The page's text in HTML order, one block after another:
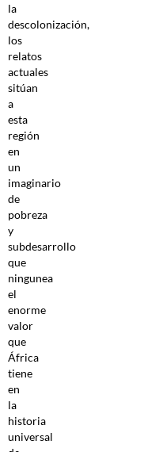
la
descolonización,
los
relatos
actuales
sitúan
a
esta
región
en
un
imaginario
de
pobreza
y
subdesarrollo
que
ningunea
el
enorme
valor
que
África
tiene
en
la
historia
universal